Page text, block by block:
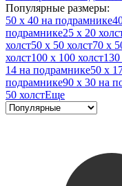
Популярные размеры:
50 x 40 на подрамнике
подрамнике25 x 20
холст50 x 50 холст70 x
холст100 x 100 холст
14 на подрамнике50 x
подрамнике90 x 30 на
50 холстЕще